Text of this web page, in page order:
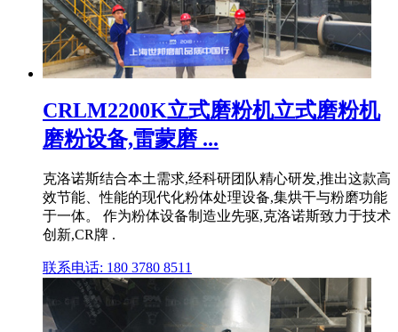
CRLM2200K立式磨粉机立式磨粉机
磨粉设备,雷蒙磨 ...
克洛诺斯结合本土需求,经科研团队精心研发,推出这款高
效节能、性能的现代化粉体处理设备,集烘干与粉磨功能
于一体。 作为粉体设备制造业先驱,克洛诺斯致力于技术
创新,CR牌 .
联系电话: 180 3780 8511